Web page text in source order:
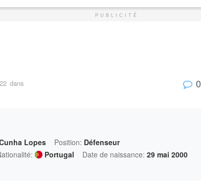
PUBLICITÉ
dans 0
Lopes Position: Défenseur
Portugal Date de naissance: 29 mai 2000